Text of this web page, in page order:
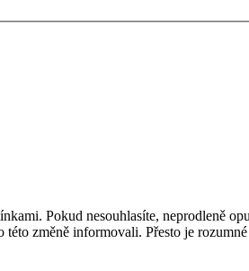
Pokud nesouhlasíte, neprodleně
změně informovali. Přesto je